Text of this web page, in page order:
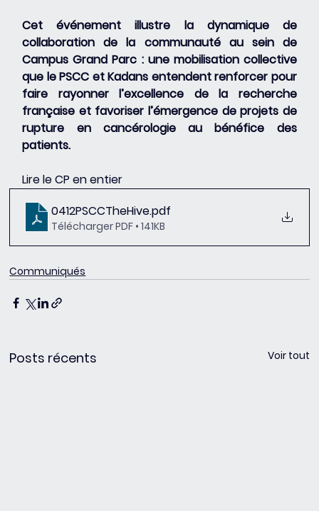
Cet événement illustre la dynamique de
collaboration de la communauté au sein de
Campus Grand Parc : une mobilisation collective
que le PSCC et Kadans entendent renforcer pour
faire rayonner l’excellence de la recherche
française et favoriser l’émergence de projets de
rupture en cancérologie au bénéfice des
patients.
Lire le CP en entier
0412PSCCTheHive.pdf
Télécharger PDF • 141KB
Communiqués
Posts récents Voir tout